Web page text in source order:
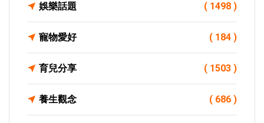
娛樂話題 ( 1498 )
寵物愛好 ( 184 )
育兒分享 ( 1503 )
養生觀念 ( 686 )